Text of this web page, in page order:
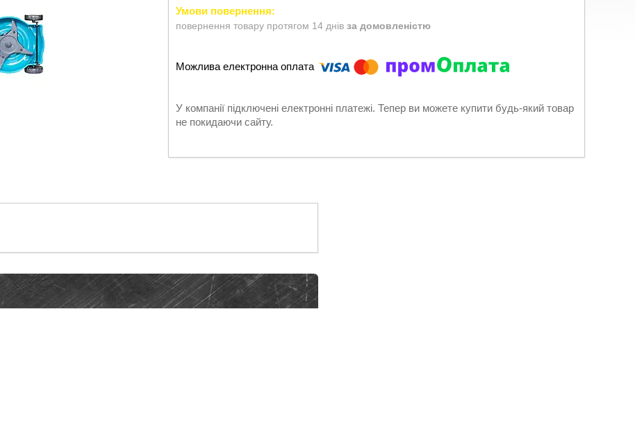
повернення товару протягом 14 днів за домовленістю
У компанії підключені електронні платежі. Тепер ви можете купити будь-який товар
не покидаючи сайту.